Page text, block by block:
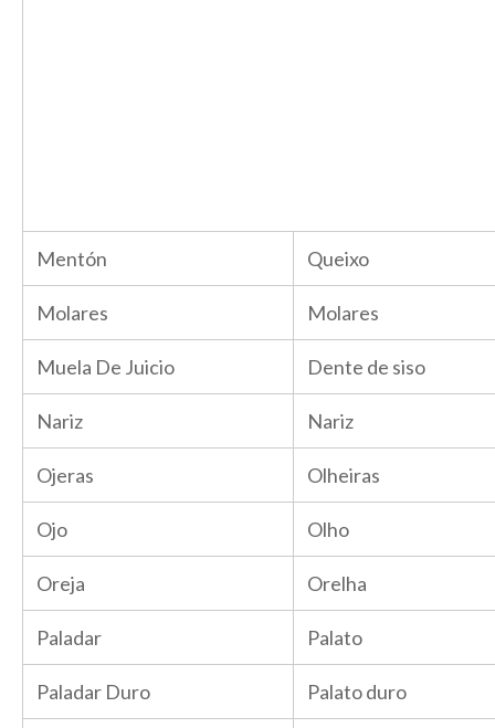
Mentón Queixo
Molares Molares
Muela De Juicio Dente de siso
Nariz Nariz
Ojeras Olheiras
Ojo Olho
Oreja Orelha
Paladar Palato
Paladar Duro Palato duro